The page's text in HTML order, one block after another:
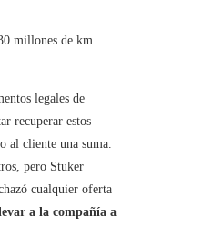
millones de km
legales de
recuperar estos
al cliente una suma.
pero Stuker
cualquier oferta
a la compañía a